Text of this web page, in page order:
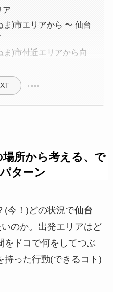
ア
ま)市エリアから 〜 仙台
ま)市付近エリアから向
所から考える、で
ターン
(今！)どの状況で仙台
のか。出発エリアはど
をドコで何をしてつぶ
持った行動(できるコト)